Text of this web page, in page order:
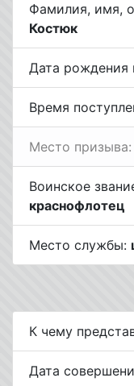
Фамилия, имя,
Костюк
Дата рождения
Время
Место
Воинское
краснофлотец
Место службы:
К чему
Дата